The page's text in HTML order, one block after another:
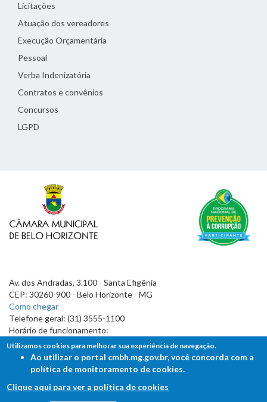
Licitações
Atuação dos vereadores
Execução Orçamentária
Pessoal
Verba Indenizatória
Contratos e convênios
Concursos
LGPD
Av. dos Andradas, 3.100 - Santa Efigênia
CEP: 30260-900 - Belo Horizonte - MG
Como chegar
Telefone geral: (31) 3555-1100
Horário de funcionamento:
7h às 19h
Utilizamos cookies para melhorar sua experiência de navegação.
Ao utilizar o portal cmbh.mg.gov.br, você concorda com a
política de monitoramento de cookies.
Clique aqui para ver a política de cookies